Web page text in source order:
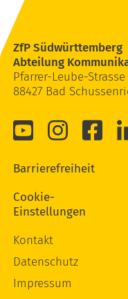
ZfP Südwürttemberg
Abteilung
Pfarrer-Leube-Strasse
88427 Bad
Barrierefreiheit
Cookie-
Einstellungen
Kontakt
Datenschutz
Impressum